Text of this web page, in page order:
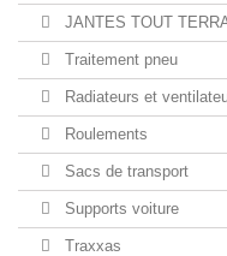
JANTES TOUT
Traitement pneu
Radiateurs et
Roulements
Sacs de transport
Supports voiture
Traxxas